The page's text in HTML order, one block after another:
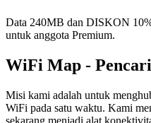
Data 240MB dan DISKON
untuk anggota Premium.
WiFi Map -
Misi kami adalah untuk
WiFi pada satu waktu. Kami